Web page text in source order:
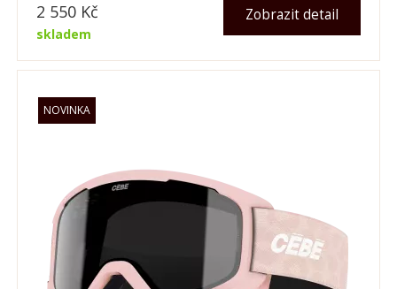
skladem
Zobrazit detail
2 550 Kč